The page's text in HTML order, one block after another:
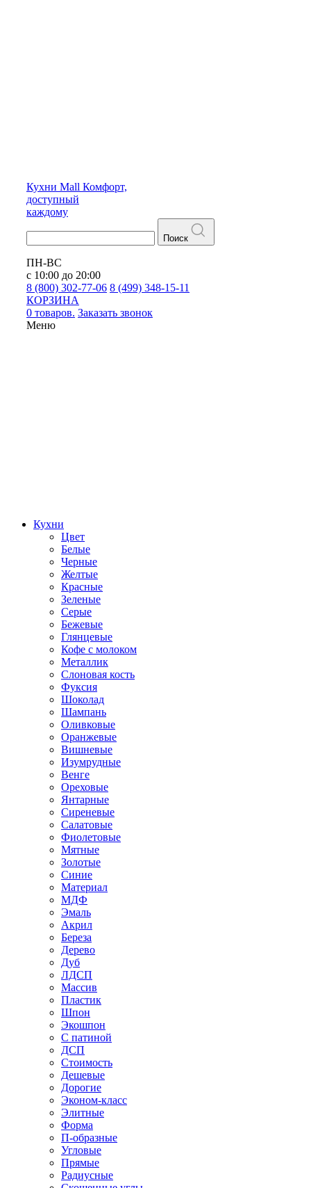
Кухни Mall Комфорт,
доступный
каждому
Поиск
ПН-ВС
с 10:00 до 20:00
8 (800) 302-77-06 8 (499) 348-15-11
КОРЗИНА
0 товаров. Заказать звонок
Меню
Кухни
Цвет
Белые
Черные
Желтые
Красные
Зеленые
Серые
Бежевые
Глянцевые
Кофе с молоком
Металлик
Слоновая кость
Фуксия
Шоколад
Шампань
Оливковые
Оранжевые
Вишневые
Изумрудные
Венге
Ореховые
Янтарные
Сиреневые
Салатовые
Фиолетовые
Мятные
Золотые
Синие
Материал
МДФ
Эмаль
Акрил
Береза
Дерево
Дуб
ЛДСП
Массив
Пластик
Шпон
Экошпон
С патиной
ДСП
Стоимость
Дешевые
Дорогие
Эконом-класс
Элитные
Форма
П-образные
Угловые
Прямые
Радиусные